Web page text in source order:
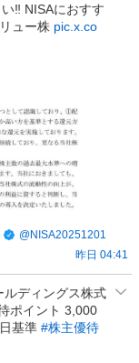
‼️ NISAにおすす
ュー株 pic.x.co
@NISA20251201
昨日 04:41
ルディングス株式
ポイント 3,000
基準 #株主優待